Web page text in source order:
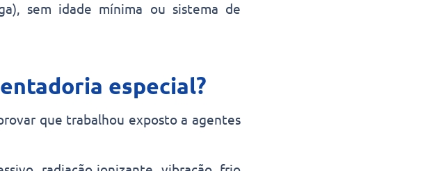
sem idade mínima ou sistema de
especial?
que trabalhou exposto a agentes